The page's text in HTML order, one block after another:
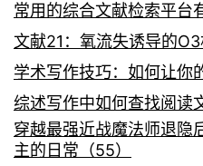
常用的综合文献检索平台
文献21：氧流失诱导的
学术写作技巧：如何让你
综述写作中如何查找阅读
穿越最强近战魔法师退隐
主的日常（55）